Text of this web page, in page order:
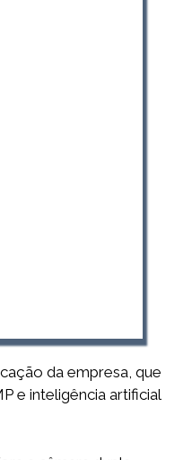
da empresa, que
e inteligência artificial